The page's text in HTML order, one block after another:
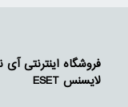
فروشگاه اینترنتی آی
لایسنس ESET